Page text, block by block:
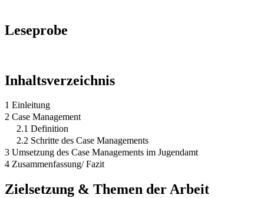
Leseprobe
Inhaltsverzeichnis
1 Einleitung
2 Case Management
2.1 Definition
2.2 Schritte des Case Managements
3 Umsetzung des Case Managements im Jugendamt
4 Zusammenfassung/ Fazit
Zielsetzung & Themen der Arbeit